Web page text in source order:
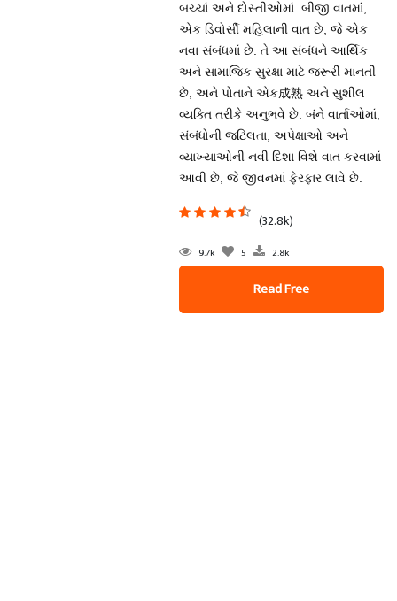
બચ્ચાં અને દોસ્તીઓમાં. બીજી વાતમાં,
એક ડિવોર્સી મહિલાની વાત છે, જે એક
નવા સંબંધમાં છે. તે આ સંબંધને આર્થિક
અને સામાજિક સુરક્ષા માટે જરૂરી માનતી
છે, અને પોતાને એક成熟 અને સુશીલ
વ્યક્તિ તરીકે અનુભવે છે. બંને વાર્તાઓમાં,
સંબંધોની જટિલતા, અપેક્ષાઓ અને
વ્યાખ્યાઓની નવી દિશા વિશે વાત કરવામાં
આવી છે, જે જીવનમાં ફેરફાર લાવે છે.
(32.8k)
9.7k 5 2.8k
Read Free